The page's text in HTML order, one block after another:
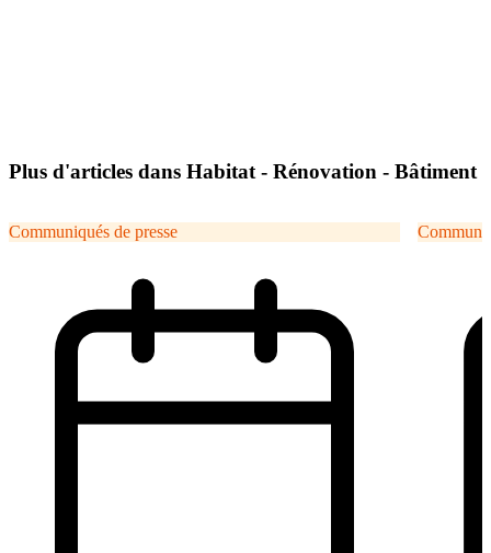
Plus d'articles dans Habitat - Rénovation - Bâtiment
Communiqués de presse